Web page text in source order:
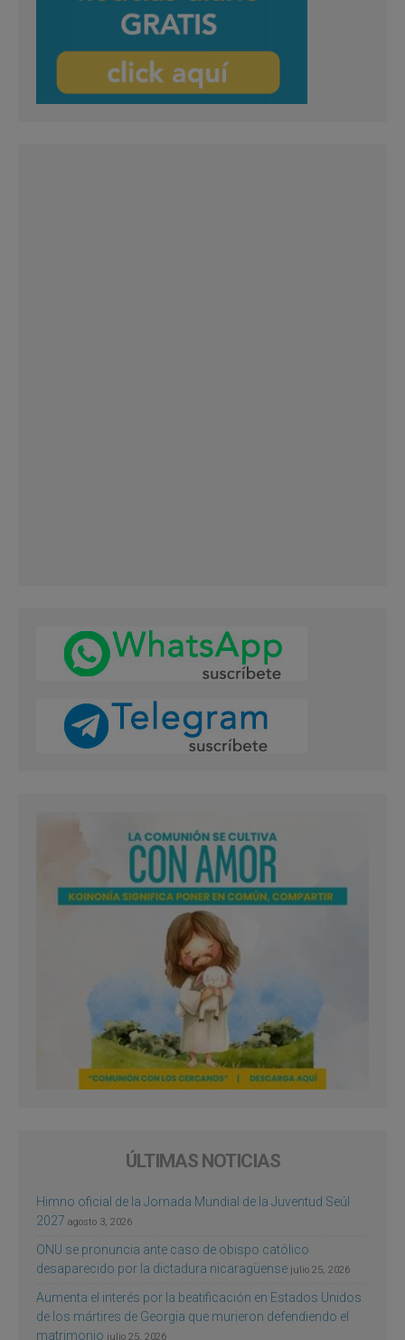
ÚLTIMAS NOTICIAS
Himno oficial de la Jornada Mundial de la Juventud Seúl
2027 agosto 3, 2026
ONU se pronuncia ante caso de obispo católico
desaparecido por la dictadura nicaragüense julio 25, 2026
Aumenta el interés por la beatificación en Estados Unidos
de los mártires de Georgia que murieron defendiendo el
matrimonio julio 25, 2026